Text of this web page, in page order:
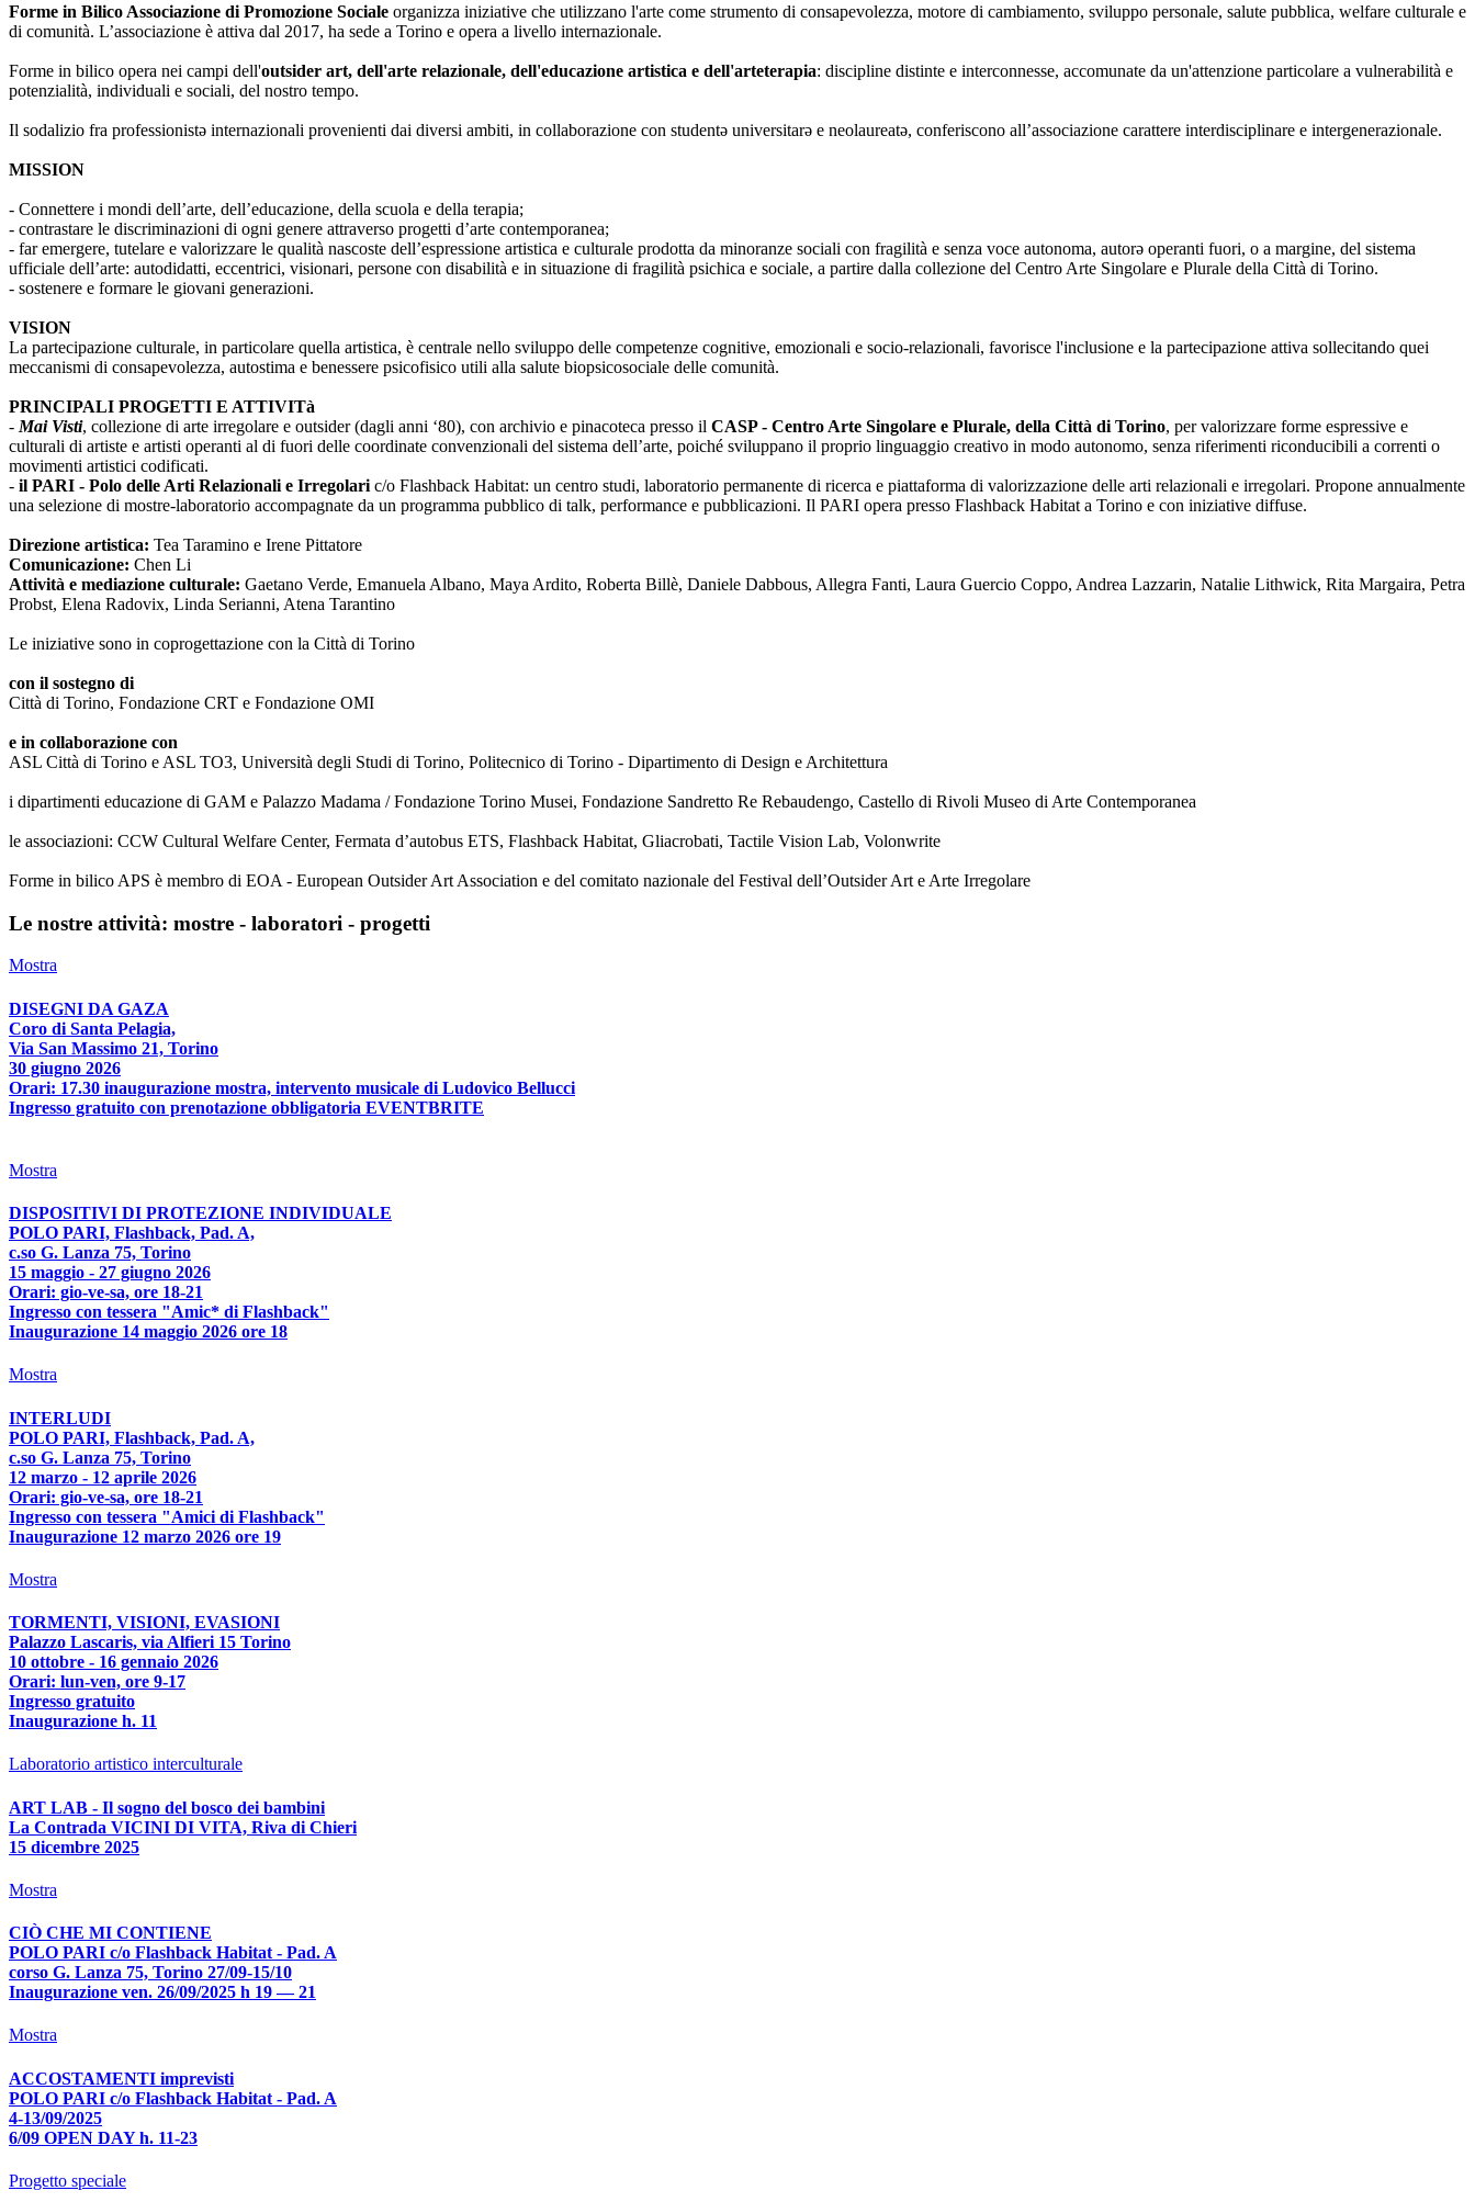
Forme in Bilico Associazione di Promozione Sociale organizza iniziative che utilizzano l'arte come strumento di consapevolezza, motore di cambiamento, sviluppo personale, salute pubblica, welfare culturale e
di comunità. L’associazione è attiva dal 2017, ha sede a Torino e opera a livello internazionale.
Forme in bilico opera nei campi dell'outsider art, dell'arte relazionale, dell'educazione artistica e dell'arteterapia: discipline distinte e interconnesse, accomunate da un'attenzione particolare a vulnerabilità e
potenzialità, individuali e sociali, del nostro tempo.
Il sodalizio fra professionistə internazionali provenienti dai diversi ambiti, in collaborazione con studentə universitarə e neolaureatə, conferiscono all’associazione carattere interdisciplinare e intergenerazionale.
MISSION
- Connettere i mondi dell’arte, dell’educazione, della scuola e della terapia;
- contrastare le discriminazioni di ogni genere attraverso progetti d’arte contemporanea;
- far emergere, tutelare e valorizzare le qualità nascoste dell’espressione artistica e culturale prodotta da minoranze sociali con fragilità e senza voce autonoma, autorə operanti fuori, o a margine, del sistema
ufficiale dell’arte: autodidatti, eccentrici, visionari, persone con disabilità e in situazione di fragilità psichica e sociale, a partire dalla collezione del Centro Arte Singolare e Plurale della Città di Torino.
- sostenere e formare le giovani generazioni.
VISION
La partecipazione culturale, in particolare quella artistica, è centrale nello sviluppo delle competenze cognitive, emozionali e socio-relazionali, favorisce l'inclusione e la partecipazione attiva sollecitando quei
meccanismi di consapevolezza, autostima e benessere psicofisico utili alla salute biopsicosociale delle comunità.
PRINCIPALI PROGETTI E ATTIVITà
- Mai Visti, collezione di arte irregolare e outsider (dagli anni ‘80), con archivio e pinacoteca presso il CASP - Centro Arte Singolare e Plurale, della Città di Torino, per valorizzare forme espressive e
culturali di artiste e artisti operanti al di fuori delle coordinate convenzionali del sistema dell’arte, poiché sviluppano il proprio linguaggio creativo in modo autonomo, senza riferimenti riconducibili a correnti o
movimenti artistici codificati.
- il PARI - Polo delle Arti Relazionali e Irregolari c/o Flashback Habitat: un centro studi, laboratorio permanente di ricerca e piattaforma di valorizzazione delle arti relazionali e irregolari. Propone annualmente
una selezione di mostre-laboratorio accompagnate da un programma pubblico di talk, performance e pubblicazioni. Il PARI opera presso Flashback Habitat a Torino e con iniziative diffuse.
Direzione artistica: Tea Taramino e Irene Pittatore
Comunicazione: Chen Li
Attività e mediazione culturale: Gaetano Verde, Emanuela Albano, Maya Ardito, Roberta Billè, Daniele Dabbous, Allegra Fanti, Laura Guercio Coppo, Andrea Lazzarin, Natalie Lithwick, Rita Margaira, Petra
Probst, Elena Radovix, Linda Serianni, Atena Tarantino
Le iniziative sono in coprogettazione con la Città di Torino
con il sostegno di
Città di Torino, Fondazione CRT e Fondazione OMI
e in collaborazione con
ASL Città di Torino e ASL TO3, Università degli Studi di Torino, Politecnico di Torino - Dipartimento di Design e Architettura
i dipartimenti educazione di GAM e Palazzo Madama / Fondazione Torino Musei, Fondazione Sandretto Re Rebaudengo, Castello di Rivoli Museo di Arte Contemporanea
le associazioni: CCW Cultural Welfare Center, Fermata d’autobus ETS, Flashback Habitat, Gliacrobati, Tactile Vision Lab, Volonwrite
Forme in bilico APS è membro di EOA - European Outsider Art Association e del comitato nazionale del Festival dell’Outsider Art e Arte Irregolare
Le nostre attività: mostre - laboratori - progetti
Mostra
DISEGNI DA GAZA
Coro di Santa Pelagia,
Via San Massimo 21, Torino
30 giugno 2026
Orari: 17.30 inaugurazione mostra, intervento musicale di Ludovico Bellucci
Ingresso gratuito con prenotazione obbligatoria EVENTBRITE
Mostra
DISPOSITIVI DI PROTEZIONE INDIVIDUALE
POLO PARI, Flashback, Pad. A,
c.so G. Lanza 75, Torino
15 maggio - 27 giugno 2026
Orari: gio-ve-sa, ore 18-21
Ingresso con tessera "Amic* di Flashback"
Inaugurazione 14 maggio 2026 ore 18
Mostra
INTERLUDI
POLO PARI, Flashback, Pad. A,
c.so G. Lanza 75, Torino
12 marzo - 12 aprile 2026
Orari: gio-ve-sa, ore 18-21
Ingresso con tessera "Amici di Flashback"
Inaugurazione 12 marzo 2026 ore 19
Mostra
TORMENTI, VISIONI, EVASIONI
Palazzo Lascaris, via Alfieri 15 Torino
10 ottobre - 16 gennaio 2026
Orari: lun-ven, ore 9-17
Ingresso gratuito
Inaugurazione h. 11
Laboratorio artistico interculturale
ART LAB - Il sogno del bosco dei bambini
La Contrada VICINI DI VITA, Riva di Chieri
15 dicembre 2025
Mostra
CIÒ CHE MI CONTIENE
POLO PARI c/o Flashback Habitat - Pad. A
corso G. Lanza 75, Torino 27/09-15/10
Inaugurazione ven. 26/09/2025 h 19 — 21
Mostra
ACCOSTAMENTI imprevisti
POLO PARI c/o Flashback Habitat - Pad. A
4-13/09/2025
6/09 OPEN DAY h. 11-23
Progetto speciale